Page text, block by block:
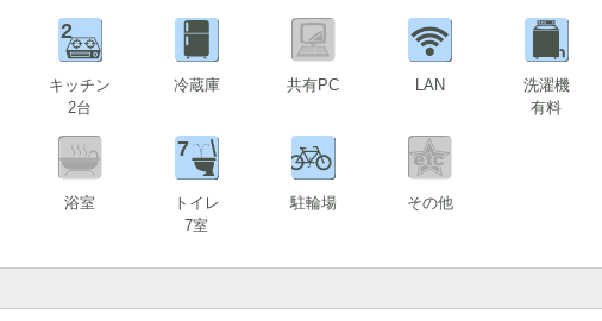
2
キッチン
2台
冷蔵庫 共有PC LAN
洗濯機
有料
浴室
7
トイレ
7室
駐輪場 その他